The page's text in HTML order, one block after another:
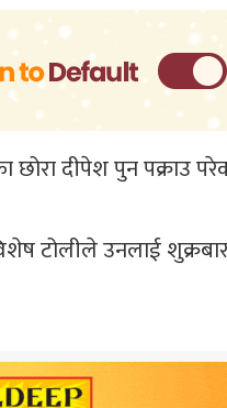
छोरा दीपेश पुन पक्राउ
टोलीले उनलाई